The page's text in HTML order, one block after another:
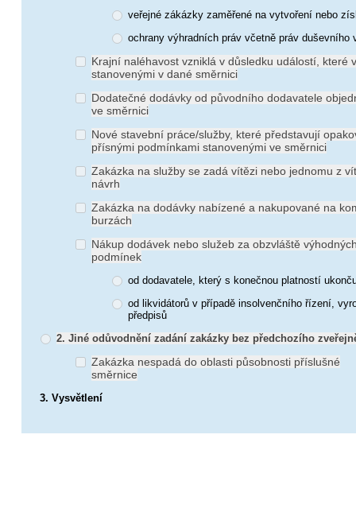
veřejné zákázky zaměřené na vytvoření nebo
ochrany výhradních práv včetně práv duševního
Krajní naléhavost vzniklá v důsledku událostí,
stanovenými v dané směrnici
Dodatečné dodávky od původního dodavatele
ve směrnici
Nové stavební práce/služby, které představují
přísnými podmínkami stanovenými ve směrnici
Zakázka na služby se zadá vítězi nebo jednomu z
návrh
Zakázka na dodávky nabízené a nakupované na
burzách
Nákup dodávek nebo služeb za obzvláště
podmínek
od dodavatele, který s konečnou platností
od likvidátorů v případě insolvenčního řízení,
předpisů
2. Jiné odůvodnění zadání zakázky bez předchozího
Zakázka nespadá do oblasti působnosti příslušné
směrnice
3. Vysvětlení